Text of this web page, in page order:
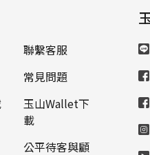
鑑」指標項目及作法，為國內
正性的永續評鑑。此次有34家
保險機構、9家證券公司，共
接受評鑑，其中銀行業是參與
別。評鑑結果報告指出，玉山
策略、淨零轉型支援、自身節
制強化等構面都有傑出的表現
業平均高出20%以上。此外，
所、櫃檯買賣中心每年主辦的
司治理評鑑」，玉山金控八度
聯繫客服
常見問題
玉山Wallet下
載
公平待客與顧